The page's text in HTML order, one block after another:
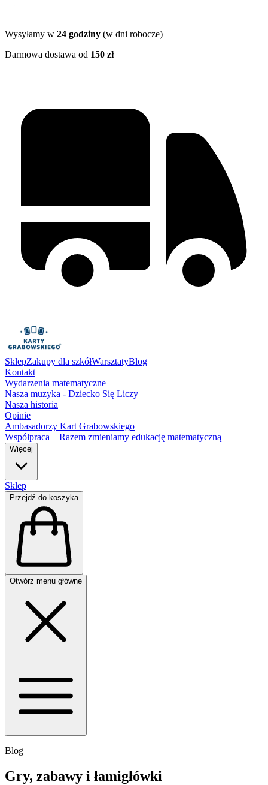
Wysyłamy w 24 godziny (w dni robocze)
Darmowa dostawa od 150 zł
SklepZakupy dla szkółWarsztatyBlog
Kontakt
Wydarzenia matematyczne
Nasza muzyka - Dziecko Się Liczy
Nasza historia
Opinie
Ambasadorzy Kart Grabowskiego
Współpraca – Razem zmieniamy edukację matematyczną
Więcej
Sklep
Przejdź do koszyka
Otwórz menu główne
Blog
Gry, zabawy i łamigłówki